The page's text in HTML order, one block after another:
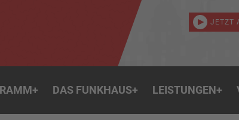
JETZT
+ DAS FUNKHAUS+ LEISTUNGEN+